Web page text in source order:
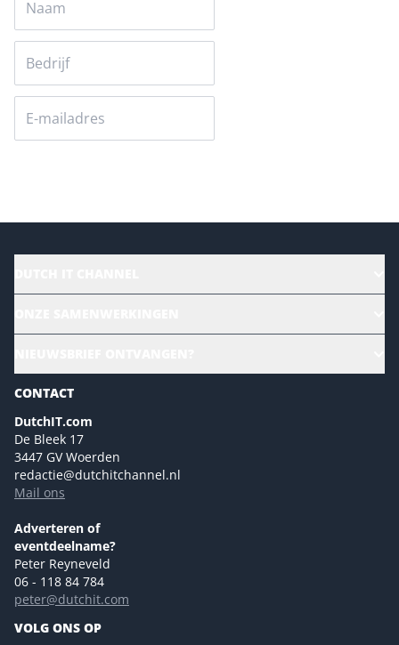
Magazines
Marketingmogelijkheden 2026
Eventmogelijkheden 2026
Advertising opportunities 2026 ENG
Event opportunities 2026 ENG
NL Digital
Versturen
CONTACT
DutchIT.com
De Bleek 17
3447 GV Woerden
redactie@dutchitchannel.nl
Mail ons
Adverteren of
eventdeelname?
Peter Reyneveld
06 - 118 84 784
peter@dutchit.com
VOLG ONS OP